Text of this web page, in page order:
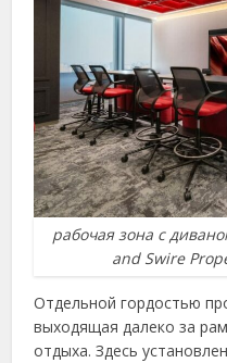
рабочая зона с
and Swire
Отдельной гордостью
выходящая далеко за
отдыха. Здесь